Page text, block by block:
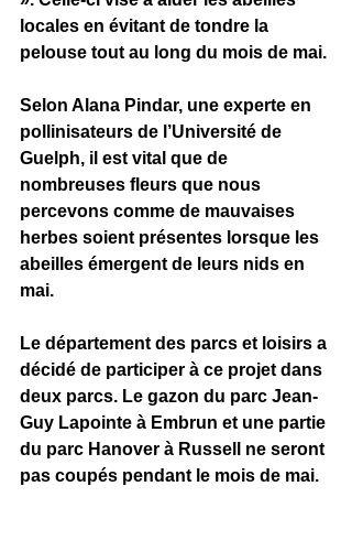
locales en évitant de tondre la
pelouse tout au long du mois de mai.
Selon Alana Pindar, une experte en
pollinisateurs de l’Université de
Guelph, il est vital que de
nombreuses fleurs que nous
percevons comme de mauvaises
herbes soient présentes lorsque les
abeilles émergent de leurs nids en
mai.
Le département des parcs et loisirs a
décidé de participer à ce projet dans
deux parcs. Le gazon du parc Jean-
Guy Lapointe à Embrun et une partie
du parc Hanover à Russell ne seront
pas coupés pendant le mois de mai.